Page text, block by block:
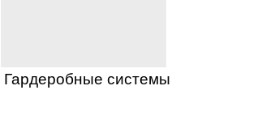
Гардеробные системы